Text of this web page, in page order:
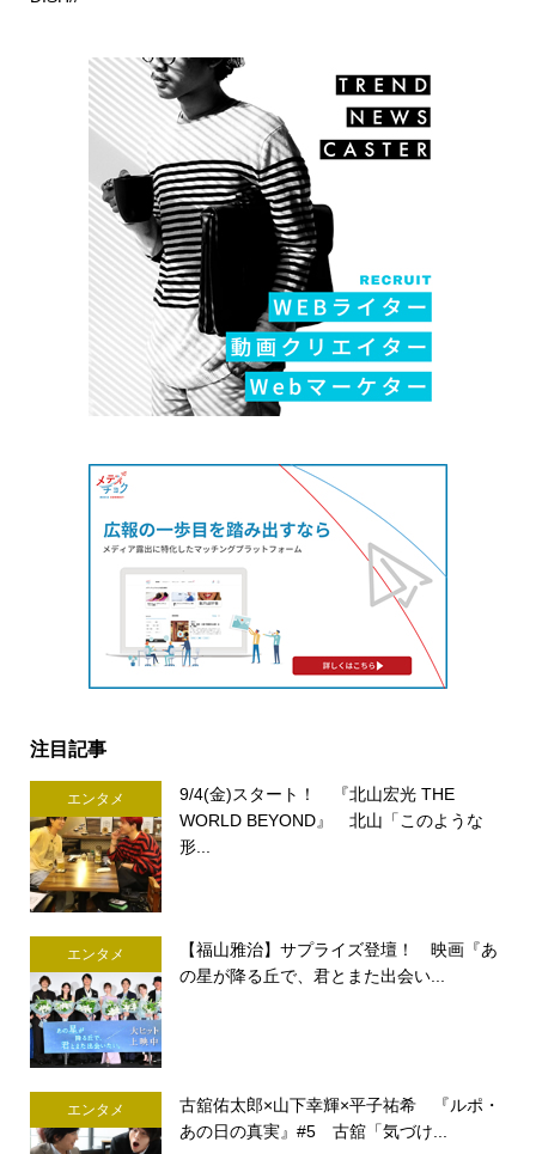
注目記事
エンタメ
9/4(金)スタート！ 『北山宏光 THE
WORLD BEYOND』 北山「このような
形...
エンタメ
【福山雅治】サプライズ登壇！ 映画『あ
の星が降る丘で、君とまた出会い...
エンタメ
古舘佑太郎×山下幸輝×平子祐希 『ルポ・
あの日の真実』#5 古舘「気づけ...